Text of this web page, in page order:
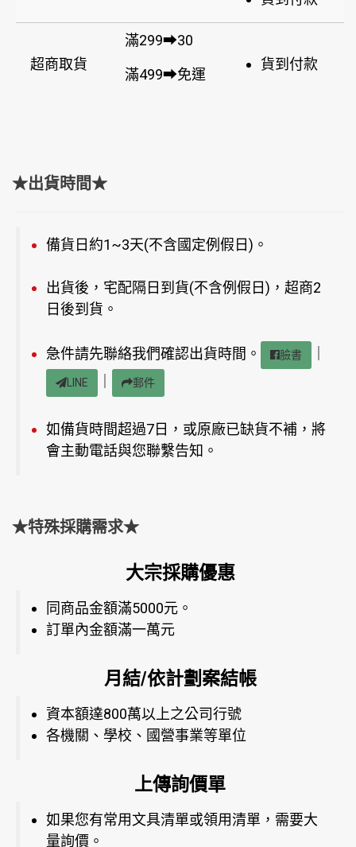
超商取貨
滿299➡30
滿499➡免運
貨到付款
★出貨時間★
備貨日約1~3天(不含國定例假日)。
出貨後，宅配隔日到貨(不含例假日)，超商2
日後到貨。
急件請先聯絡我們確認出貨時間。 臉書
LINE 郵件
如備貨時間超過7日，或原廠已缺貨不補，將
會主動電話與您聯繫告知。
★特殊採購需求★
大宗採購優惠
同商品金額滿5000元。
訂單內金額滿一萬元
月結/依計劃案結帳
資本額達800萬以上之公司行號
各機關、學校、國營事業等單位
上傳詢價單
如果您有常用文具清單或領用清單，需要大
量詢價。